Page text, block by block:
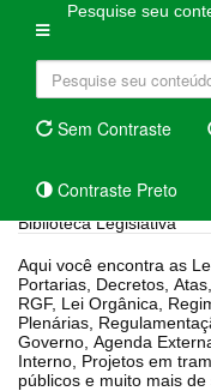
Pesquise seu
Sem Contraste
Contraste Preto
Biblioteca Legislativa
Aqui você encontra as Leis
Portarias, Decretos, Atas, PPA,
RGF, Lei Orgânica,
Plenárias,
Governo, Agenda Externa do presidente, Relatório do Controle
Interno, Projetos em tramitação na Câmara, Controle dos bens
públicos e muito